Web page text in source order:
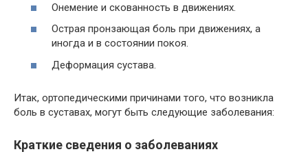
Онемение и скованность в движениях.
Острая пронзающая боль при движениях, а
иногда и в состоянии покоя.
Деформация сустава.
Итак, ортопедическими причинами того, что возникла
боль в суставах, могут быть следующие заболевания:
Краткие сведения о заболеваниях